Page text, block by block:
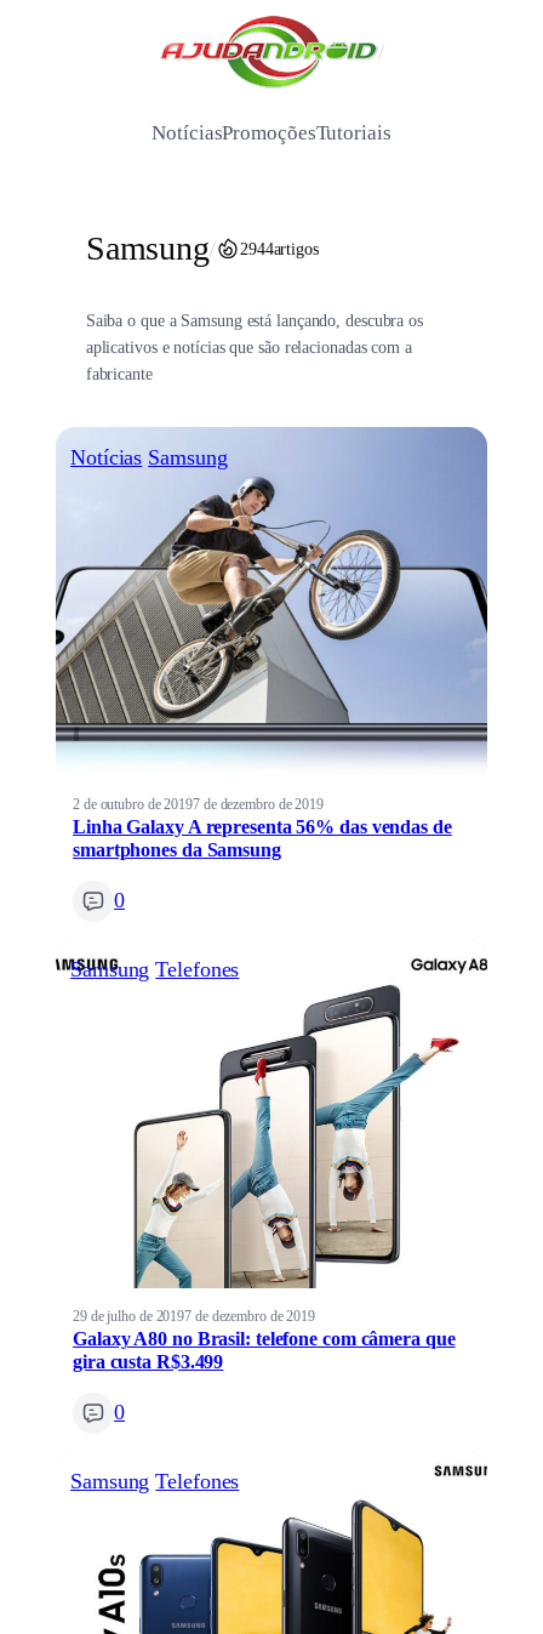
/
NotíciasPromoçõesTutoriais
Samsung/ 2944artigos
Saiba o que a Samsung está lançando, descubra os
aplicativos e notícias que são relacionadas com a
fabricante
Notícias Samsung
2 de outubro de 20197 de dezembro de 2019
Linha Galaxy A representa 56% das vendas de
smartphones da Samsung
0
Samsung Telefones
29 de julho de 20197 de dezembro de 2019
Galaxy A80 no Brasil: telefone com câmera que
gira custa R$3.499
0
Samsung Telefones